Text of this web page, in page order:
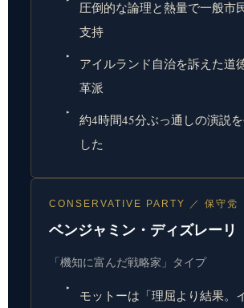
圧倒的な論理と熱量で一般市
支持
アイルランド自治を訴えた道
革派
約4時間45分ぶっ通しの演説
した
CONSERVATIVE PARTY ／ 保守党
ベンジャミン・ディズレーリ
「機知に富んだ戦略家」タイプ
モットーは「理屈より結果。